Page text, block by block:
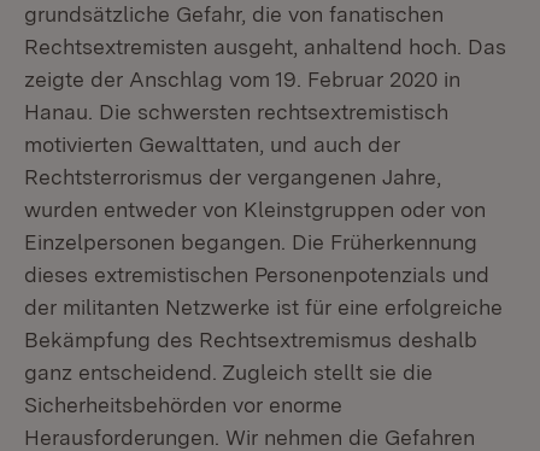
grundsätzliche Gefahr, die von fanatischen
Rechtsextremisten ausgeht, anhaltend hoch. Das
zeigte der Anschlag vom 19. Februar 2020 in
Hanau. Die schwersten rechtsextremistisch
motivierten Gewalttaten, und auch der
Rechtsterrorismus der vergangenen Jahre,
wurden entweder von Kleinstgruppen oder von
Einzelpersonen begangen. Die Früherkennung
dieses extremistischen Personenpotenzials und
der militanten Netzwerke ist für eine erfolgreiche
Bekämpfung des Rechtsextremismus deshalb
ganz entscheidend. Zugleich stellt sie die
Sicherheitsbehörden vor enorme
Herausforderungen. Wir nehmen die Gefahren